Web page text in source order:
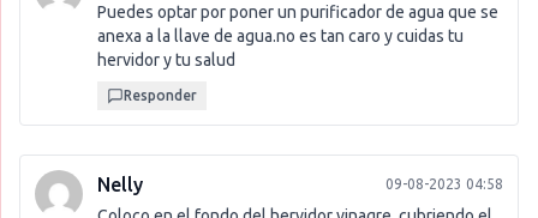
Puedes optar por poner un purificador de agua que se
anexa a la llave de agua.no es tan caro y cuidas tu
hervidor y tu salud
Responder
Nelly 09-08-2023 04:58